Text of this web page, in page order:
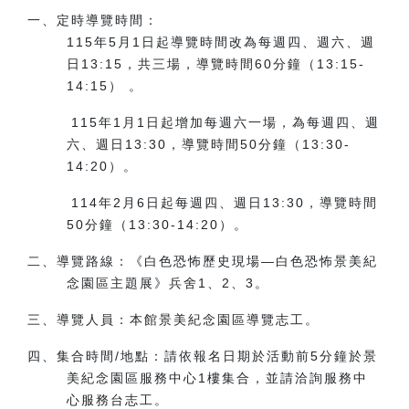
一、 定時導覽時間：
115年5月1日起導覽時間改為每週四、週六、週
日13:15，共三場，導覽時間60分鐘（13:15-
14:15） 。
115年1月1日起增加每週六一場，為每週四、週
六、週日13:30，導覽時間50分鐘（13:30-
14:20）。
114年2月6日起每週四、週日13:30，導覽時間
50分鐘（13:30-14:20）。
二、導覽路線：《白色恐怖歷史現場—白色恐怖景美紀
念園區主題展》兵舍1、2、3。
三、導覽人員：本館景美紀念園區導覽志工。
四、集合時間/地點：請依報名日期於活動前5分鐘於景
美紀念園區服務中心1樓集合，並請洽詢服務中
心服務台志工。